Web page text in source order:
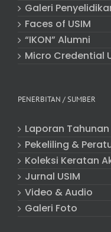
Galeri
Faces of USIM
“IKON” Alumni
Micro Credential
PENERBITAN / SUMBER
Laporan Tahunan
Pekeliling &
Koleksi Keratan
Jurnal USIM
Video & Audio
Galeri Foto